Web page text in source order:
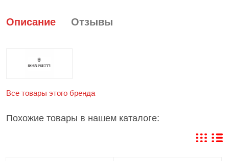
Описание Отзывы
Все товары этого бренда
Похожие товары в нашем каталоге: